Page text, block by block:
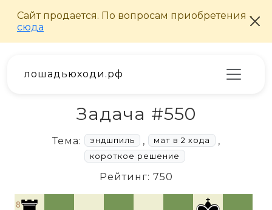
лошадьюходи.рф
Задача #550
Тема: эндшпиль , мат в 2 хода ,
короткое решение
Рейтинг: 750
8